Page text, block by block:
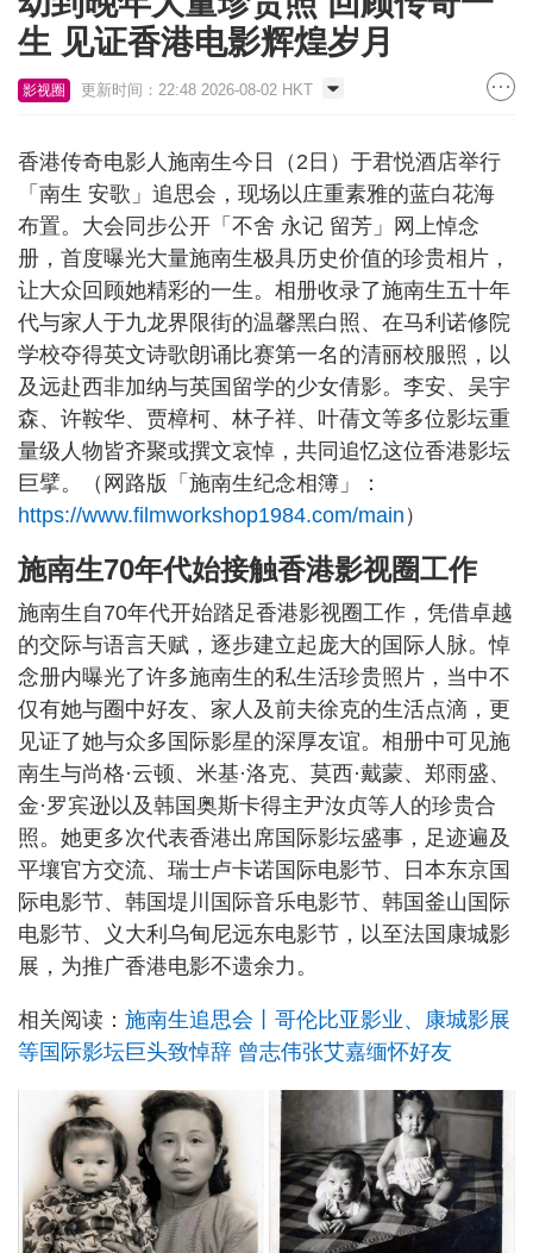
生 见证香港电影辉煌岁月
影视圈 更新时间：22:48 2026-08-02 HKT
香港传奇电影人施南生今日（2日）于君悦酒店举行
「南生 安歌」追思会，现场以庄重素雅的蓝白花海
布置。大会同步公开「不舍 永记 留芳」网上悼念
册，首度曝光大量施南生极具历史价值的珍贵相片，
让大众回顾她精彩的一生。相册收录了施南生五十年
代与家人于九龙界限街的温馨黑白照、在马利诺修院
学校夺得英文诗歌朗诵比赛第一名的清丽校服照，以
及远赴西非加纳与英国留学的少女倩影。李安、吴宇
森、许鞍华、贾樟柯、林子祥、叶蒨文等多位影坛重
量级人物皆齐聚或撰文哀悼，共同追忆这位香港影坛
巨擘。（网路版「施南生纪念相簿」：
https://www.filmworkshop1984.com/main ）
施南生70年代始接触香港影视圈工作
施南生自70年代开始踏足香港影视圈工作，凭借卓越
的交际与语言天赋，逐步建立起庞大的国际人脉。悼
念册内曝光了许多施南生的私生活珍贵照片，当中不
仅有她与圈中好友、家人及前夫徐克的生活点滴，更
见证了她与众多国际影星的深厚友谊。相册中可见施
南生与尚格·云顿、米基·洛克、莫西·戴蒙、郑雨盛、
金·罗宾逊以及韩国奥斯卡得主尹汝贞等人的珍贵合
照。她更多次代表香港出席国际影坛盛事，足迹遍及
平壤官方交流、瑞士卢卡诺国际电影节、日本东京国
际电影节、韩国堤川国际音乐电影节、韩国釜山国际
电影节、义大利乌甸尼远东电影节，以至法国康城影
展，为推广香港电影不遗余力。
相关阅读： 施南生追思会丨哥伦比亚影业、康城影展
等国际影坛巨头致悼辞 曾志伟张艾嘉缅怀好友